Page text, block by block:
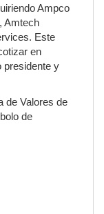
Ampco
Amtech
Este
en
presidente y
de Valores de
de